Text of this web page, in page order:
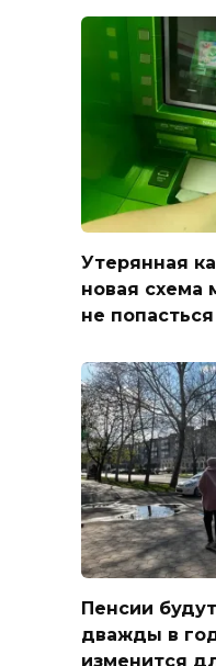
Утерянная
новая схема
не
Пенсии
дважды в
изменится